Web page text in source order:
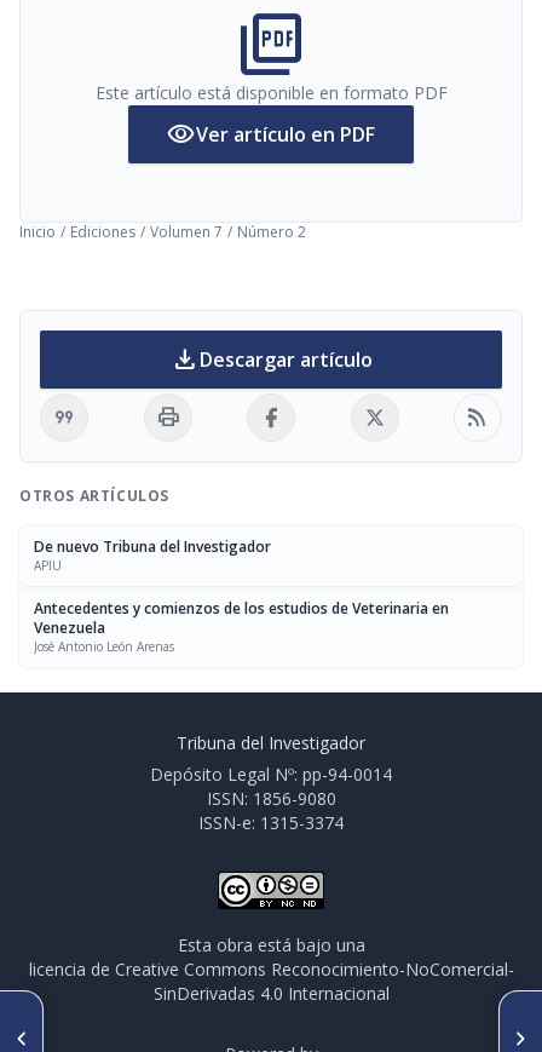
picture_as_pdf
Este artículo está disponible en formato PDF
visibilityVer artículo en PDF
Inicio / Ediciones / Volumen 7 / Número 2
download Descargar artículo
format_quote print rss_feed
OTROS ARTÍCULOS
De nuevo Tribuna del Investigador
APIU
Antecedentes y comienzos de los estudios de Veterinaria en
Venezuela
José Antonio León Arenas
Tribuna del Investigador
Depósito Legal Nº: pp-94-0014
ISSN: 1856-9080
ISSN-e: 1315-3374
Esta obra está bajo una
licencia de Creative Commons Reconocimiento-NoComercial-
SinDerivadas 4.0 Internacional